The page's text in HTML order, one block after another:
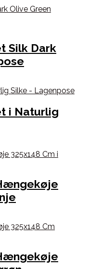
Silk Dark
i Naturlig